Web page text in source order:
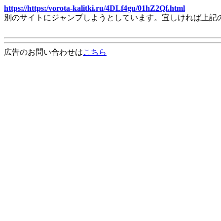
https://https:/vorota-kalitki.ru/4DLf4gu/01hZ2Qf.html
別のサイトにジャンプしようとしています。宜しければ上
広告のお問い合わせはこちら